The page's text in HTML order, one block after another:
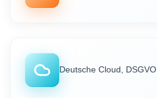
Ich bin beeindruckt von den
innovativen Produkten und von der
Deutsche Cloud, DSGVO